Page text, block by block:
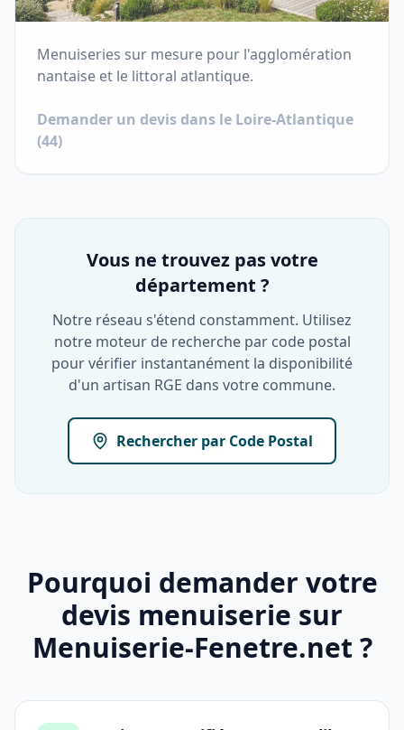
Menuiseries sur mesure pour l'agglomération
nantaise et le littoral atlantique.
Demander un devis dans le Loire-Atlantique
(44)
Vous ne trouvez pas votre
département ?
Notre réseau s'étend constamment. Utilisez
notre moteur de recherche par code postal
pour vérifier instantanément la disponibilité
d'un artisan RGE dans votre commune.
Rechercher par Code Postal
Pourquoi demander votre
devis menuiserie sur
Menuiserie-Fenetre.net ?